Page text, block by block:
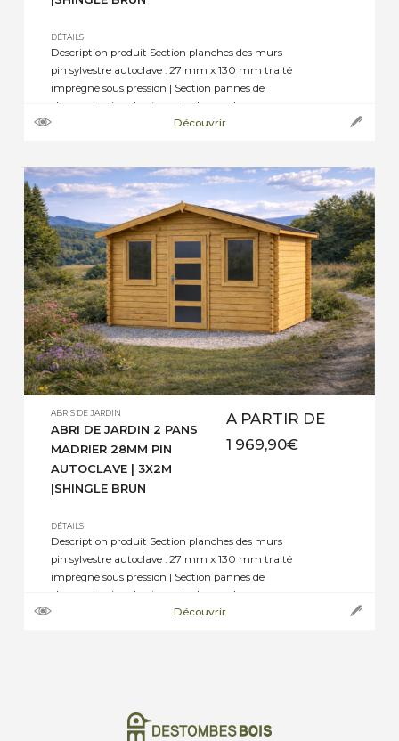
DÉTAILS
Description produit Section planches des murs
pin sylvestre autoclave : 27 mm x 130 mm traité
imprégné sous pression | Section pannes de
charpente pin sylvestre autoclave : selon
dimensions de 45 mm x 70 mm, ou 45 mm x
Découvrir
ABRIS DE JARDIN
ABRI DE JARDIN 2 PANS
MADRIER 28MM PIN
AUTOCLAVE | 3X2M
|SHINGLE BRUN
A PARTIR DE
1 969,90€
DÉTAILS
Description produit Section planches des murs
pin sylvestre autoclave : 27 mm x 130 mm traité
imprégné sous pression | Section pannes de
charpente pin sylvestre autoclave : selon
dimensions de 45 mm x 70 mm, ou 45 mm x
Découvrir